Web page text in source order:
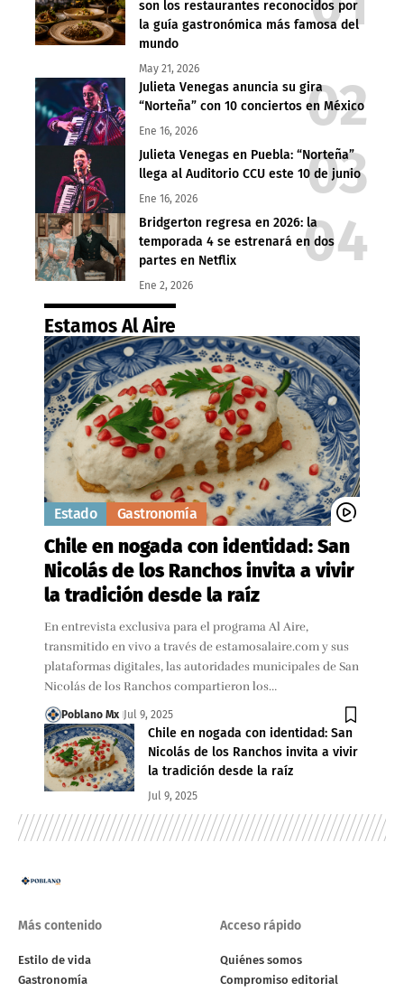
son los restaurantes reconocidos por
la guía gastronómica más famosa del
mundo
May 21, 2026
Julieta Venegas anuncia su gira
“Norteña” con 10 conciertos en México
Ene 16, 2026
Julieta Venegas en Puebla: “Norteña”
llega al Auditorio CCU este 10 de junio
Ene 16, 2026
Bridgerton regresa en 2026: la
temporada 4 se estrenará en dos
partes en Netflix
Ene 2, 2026
Estamos Al Aire
Estado Gastronomía
Chile en nogada con identidad: San
Nicolás de los Ranchos invita a vivir
la tradición desde la raíz
En entrevista exclusiva para el programa Al Aire,
transmitido en vivo a través de estamosalaire.com y sus
plataformas digitales, las autoridades municipales de San
Nicolás de los Ranchos compartieron los…
Poblano Mx Jul 9, 2025
Chile en nogada con identidad: San
Nicolás de los Ranchos invita a vivir
la tradición desde la raíz
Jul 9, 2025
Más contenido
Estilo de vida
Gastronomía
Acceso rápido
Quiénes somos
Compromiso editorial